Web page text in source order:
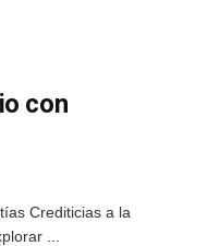
con
Crediticias a la
...